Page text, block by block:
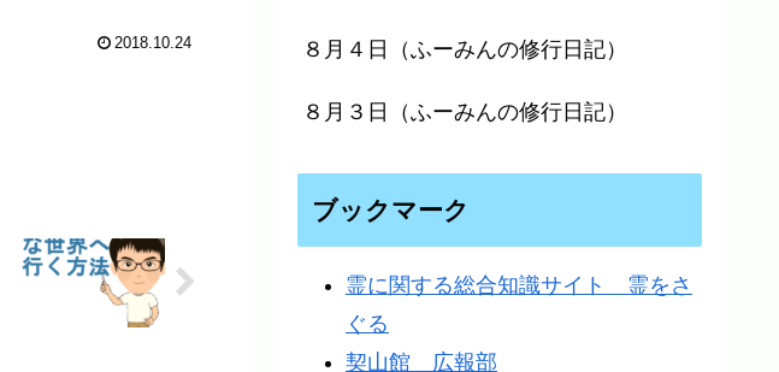
2018.10.24 ８月４日（ふーみんの修行日記）
８月３日（ふーみんの修行日記）
ブックマーク
霊に関する総合知識サイト 霊をさ
ぐる
契山館 広報部